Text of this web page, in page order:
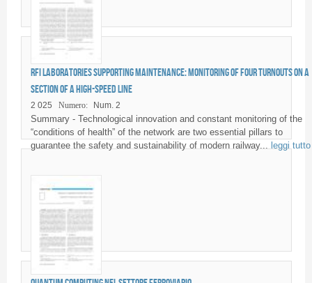
RFI laboratories supporting maintenance: monitoring of four turnouts on a
section of a high-speed line
2 025 Numero: Num. 2
Summary - Technological innovation and constant monitoring of the
“conditions of health” of the network are two essential pillars to
guarantee the safety and sustainability of modern railway...
leggi tutto